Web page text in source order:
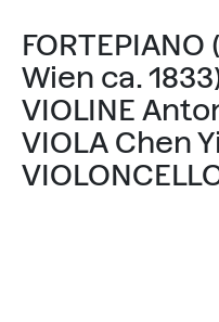
Wien ca.
VIOLINE
VIOLA Chen